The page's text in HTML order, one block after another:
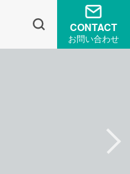
CONTACT
お問い合わせ